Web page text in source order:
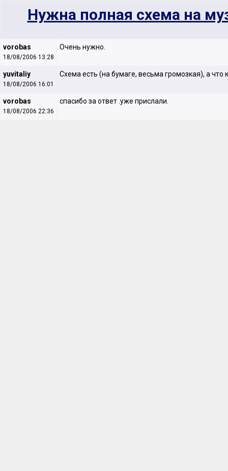
Нужна полная схема на
vorobas
18/08/2006 13:28
Очень нужно.
yuvitaliy
18/08/2006 16:01
Схема есть (на бумаге, весьма громозкая), а что
vorobas
18/08/2006 22:36
спасибо за ответ .уже прислали.